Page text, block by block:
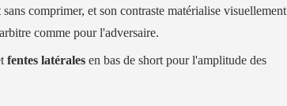
comprimer, et son contraste matérialise visuellement
comme pour l'adversaire.
fentes latérales en bas de short pour l'amplitude des